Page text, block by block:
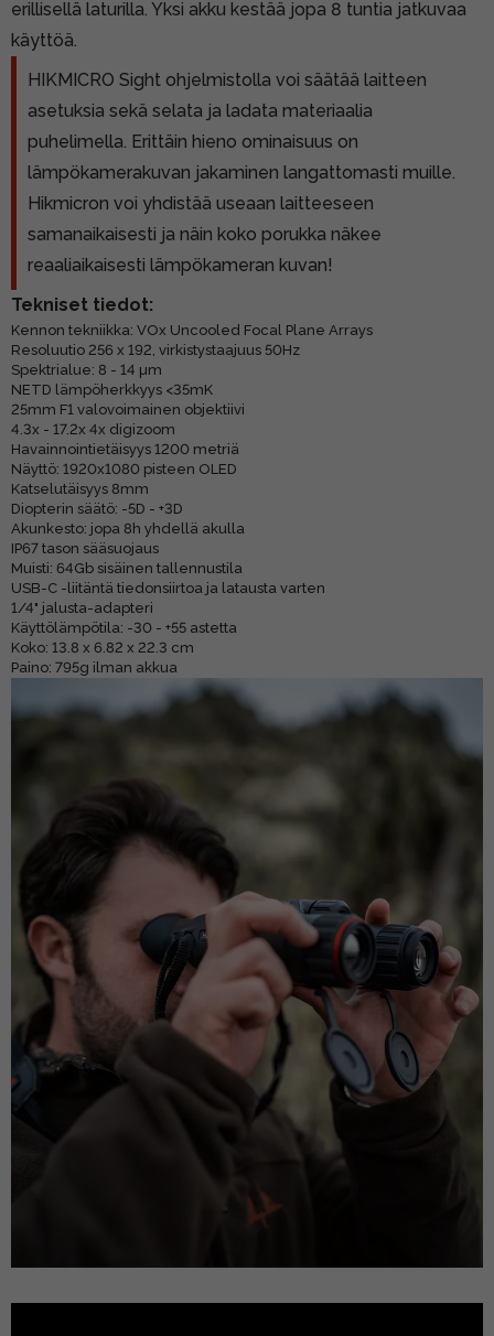
erillisellä laturilla. Yksi akku kestää jopa 8 tuntia jatkuvaa
käyttöä.
HIKMICRO Sight ohjelmistolla voi säätää laitteen
asetuksia sekä selata ja ladata materiaalia
puhelimella. Erittäin hieno ominaisuus on
lämpökamerakuvan jakaminen langattomasti muille.
Hikmicron voi yhdistää useaan laitteeseen
samanaikaisesti ja näin koko porukka näkee
reaaliaikaisesti lämpökameran kuvan!
Tekniset tiedot:
Kennon tekniikka: VOx Uncooled Focal Plane Arrays
Resoluutio 256 x 192, virkistystaajuus 50Hz
Spektrialue: 8 - 14 µm
NETD lämpöherkkyys <35mK
25mm F1 valovoimainen objektiivi
4.3x - 17.2x 4x digizoom
Havainnointietäisyys 1200 metriä
Näyttö: 1920x1080 pisteen OLED
Katselutäisyys 8mm
Diopterin säätö: -5D - +3D
Akunkesto: jopa 8h yhdellä akulla
IP67 tason sääsuojaus
Muisti: 64Gb sisäinen tallennustila
USB-C -liitäntä tiedonsiirtoa ja latausta varten
1/4" jalusta-adapteri
Käyttölämpötila: -30 - +55 astetta
Koko: 13.8 x 6.82 x 22.3 cm
Paino: 795g ilman akkua